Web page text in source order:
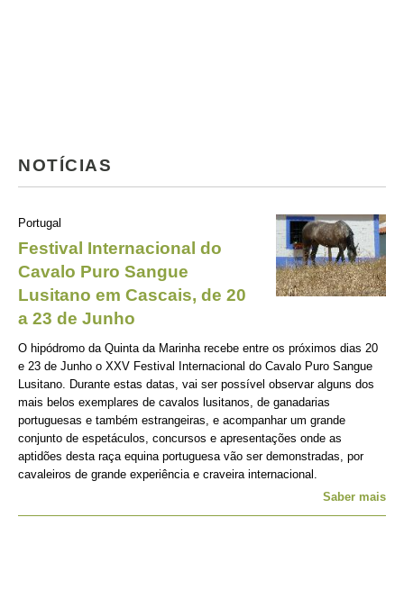
NOTÍCIAS
Portugal
Festival Internacional do
Cavalo Puro Sangue
Lusitano em Cascais, de 20
a 23 de Junho
O hipódromo da Quinta da Marinha recebe entre os próximos dias 20
e 23 de Junho o XXV Festival Internacional do Cavalo Puro Sangue
Lusitano. Durante estas datas, vai ser possível observar alguns dos
mais belos exemplares de cavalos lusitanos, de ganadarias
portuguesas e também estrangeiras, e acompanhar um grande
conjunto de espetáculos, concursos e apresentações onde as
aptidões desta raça equina portuguesa vão ser demonstradas, por
cavaleiros de grande experiência e craveira internacional.
Saber mais